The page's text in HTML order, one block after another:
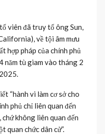
viên đã truy tố ông Sun,
về tội âm mưu
hợp pháp của chính phủ
năm tù giam vào tháng 2
“hành vi làm cơ sở cho
phủ chỉ liên quan đến
không liên quan đến
quan chức dân cử”.